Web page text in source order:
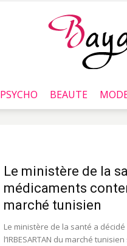
Baya.tn
PSYCHO BEAUTE
Le ministère de la
médicaments
marché tunisien
Le ministère de la santé a
l’IRBESARTAN du marché